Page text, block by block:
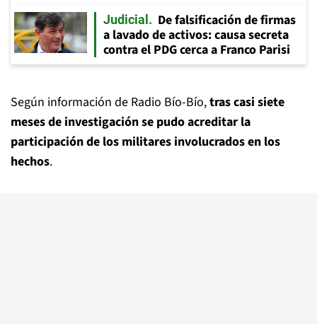
Judicial
De falsificación de firmas
a lavado de activos: causa secreta
contra el PDG cerca a Franco Parisi
Según información de Radio Bío-Bío,tras casi siete
meses de investigación se pudo acreditar la
participación de los militares involucrados en los
hechos.